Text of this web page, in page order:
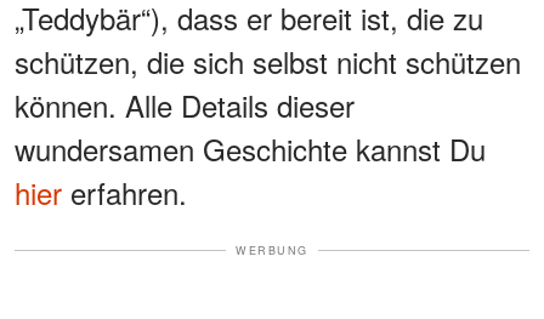
„Teddybär“), dass er bereit ist, die zu
schützen, die sich selbst nicht schützen
können. Alle Details dieser
wundersamen Geschichte kannst Du
hier erfahren.
WERBUNG